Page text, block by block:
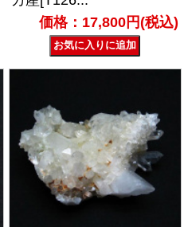
価格：17,800円(税込)